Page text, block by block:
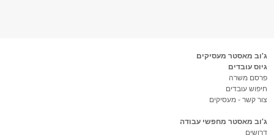
ג'וב מאסטר מעסיקים
גיוס עובדים
פרסם משרה
חיפוש עובדים
צור קשר - מעסיקים
ג'וב מאסטר מחפשי עבודה
דרושים